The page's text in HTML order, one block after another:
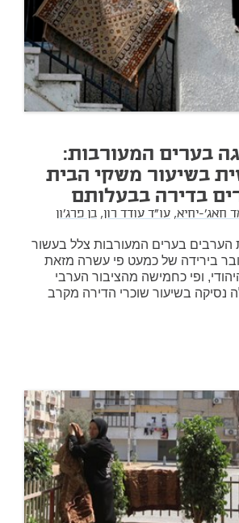
בערים המעורבות:
בשיעור משקי הבית
בדירה בבעלותם
חאג'-יחיא, עו"ד עודד רון, בן פרג'ון
הערבים בערים המעורבות צלל בעשור
בירידה של כמעט פי עשרה מזאת
ופי כחמישה מהציבור הערבי
נסיקה בשיעור שוכרי הדירה מקרב